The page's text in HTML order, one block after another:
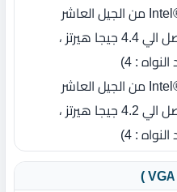
- معالج Intel® Core™ i5-10310U من الجيل العاشر
بسرعة 1.7 جيجا هرتز (بسرعة تصل الي 4.4 جيجا هيرتز ،
- معالج Intel® Core™ i5-10210U من الجيل العاشر
بسرعة 1.6 جيجا هرتز (بسرعة تصل الي 4.2 جيجا هيرتز ،